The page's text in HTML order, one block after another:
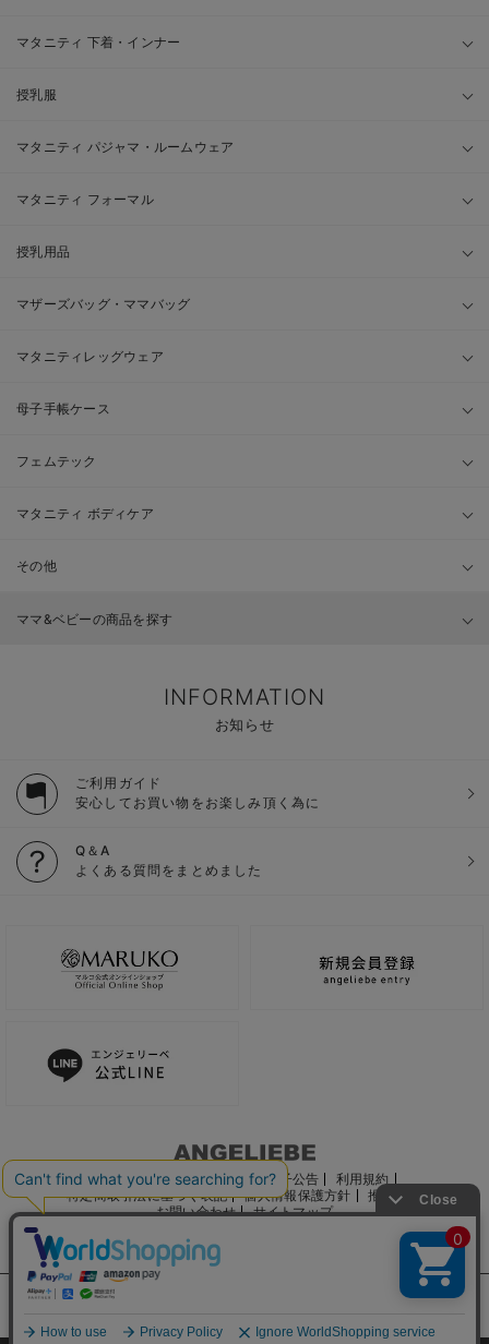
マタニティ 下着・インナー
授乳服
マタニティ パジャマ・ルームウェア
マタニティ フォーマル
授乳用品
マザーズバッグ・ママバッグ
マタニティレッグウェア
母子手帳ケース
フェムテック
マタニティ ボディケア
その他
ママ&ベビーの商品を探す
INFORMATION
お知らせ
ご利用ガイド
安心してお買い物をお楽しみ頂く為に
Q＆A
よくある質問をまとめました
ご利用ガイド 会社概要 電子公告
利用規約
特定商取引法に基づく表記
個人情報保護方針
推奨環境
お問い合わせ
サイトマップ
サイト内の文章、画像などの著作物はマルコ株式会社に属します。